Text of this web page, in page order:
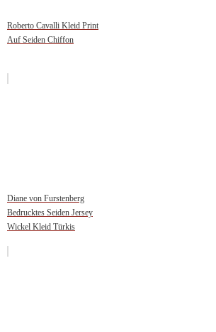
Roberto Cavalli Kleid Print
Auf Seiden Chiffon
Diane von Furstenberg
Bedrucktes Seiden Jersey
Wickel Kleid Türkis